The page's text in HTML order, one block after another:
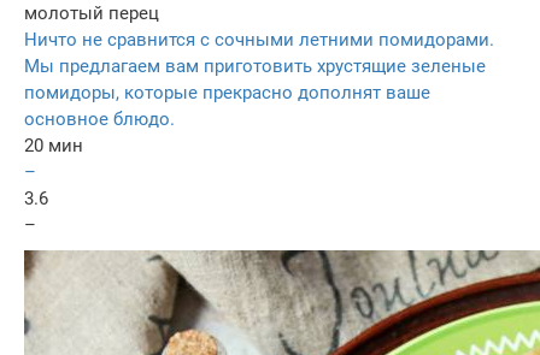
молотый перец
Ничто не сравнится с сочными летними помидорами.
Мы предлагаем вам приготовить хрустящие зеленые
помидоры, которые прекрасно дополнят ваше
основное блюдо.
20 мин
–
3.6
–